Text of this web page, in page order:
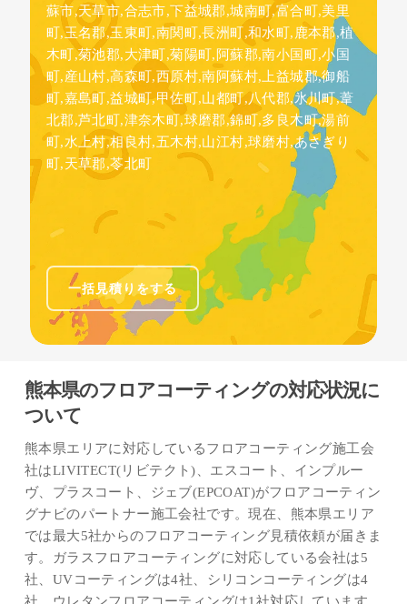
蘇市,天草市,合志市,下益城郡,城南町,富合町,美里
町,玉名郡,玉東町,南関町,長洲町,和水町,鹿本郡,植
木町,菊池郡,大津町,菊陽町,阿蘇郡,南小国町,小国
町,産山村,高森町,西原村,南阿蘇村,上益城郡,御船
町,嘉島町,益城町,甲佐町,山都町,八代郡,氷川町,葦
北郡,芦北町,津奈木町,球磨郡,錦町,多良木町,湯前
町,水上村,相良村,五木村,山江村,球磨村,あさぎり
町,天草郡,苓北町
一括見積りをする
熊本県のフロアコーティングの対応状況に
ついて
熊本県エリアに対応しているフロアコーティング施工会
社はLIVITECT(リビテクト)、エスコート、インプルー
ヴ、プラスコート、ジェブ(EPCOAT)がフロアコーティン
グナビのパートナー施工会社です。現在、熊本県エリア
では最大5社からのフロアコーティング見積依頼が届きま
す。ガラスフロアコーティングに対応している会社は5
社、UVコーティングは4社、シリコンコーティングは4